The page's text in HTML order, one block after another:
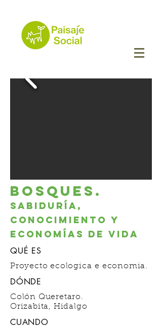
Bosques.
Sabiduría,
conocimiento y
economías de vida
QUÉ ES
Proyecto ecologica e economia.
DÓNDE
Colón Queretaro.
Orizabita, Hidalgo
CUANDO